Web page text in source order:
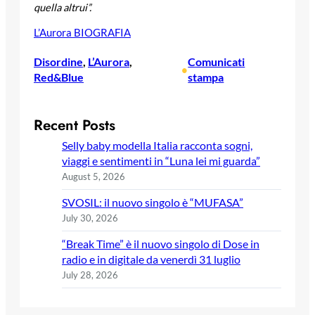
quella altrui”.
L’Aurora BIOGRAFIA
Disordine, L’Aurora
Red&Blue
•
Comunicati
stampa
Recent Posts
Selly baby modella Italia racconta sogni,
viaggi e sentimenti in “Luna lei mi guarda”
August 5, 2026
SVOSIL: il nuovo singolo è “MUFASA”
July 30, 2026
“Break Time” è il nuovo singolo di Dose in
radio e in digitale da venerdì 31 luglio
July 28, 2026